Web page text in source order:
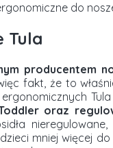
do
Tula
producentem
fakt, że to
oraz
mniej więcej